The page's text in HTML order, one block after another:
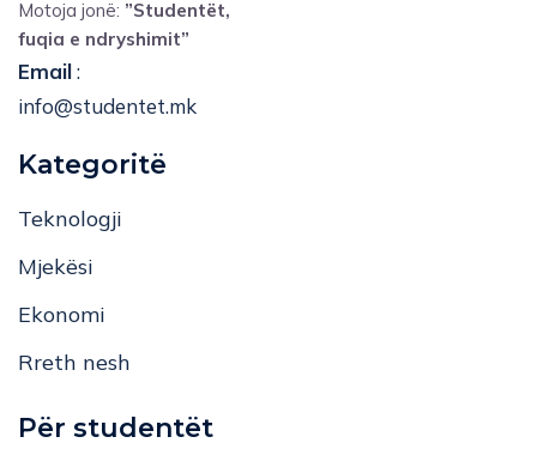
Motoja jonë: ”Studentët,
fuqia e ndryshimit”
Email:
info@studentet.mk
Kategoritë
Teknologji
Mjekësi
Ekonomi
Rreth nesh
Për studentët